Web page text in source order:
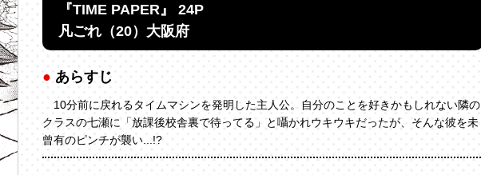
『TIME PAPER』 24P
凡ごれ（20）大阪府
あらすじ
10分前に戻れるタイムマシンを発明した主人公。自分のことを好きかもしれない隣の
クラスの七瀬に「放課後校舎裏で待ってる」と囁かれウキウキだったが、そんな彼を未
曾有のピンチが襲い...!?